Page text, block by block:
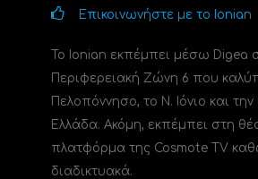
Επικοινωνήστε με το Ionian
Το Ionian εκπέμπει μέσω Digea
Περιφερειακή Ζώνη 6 που
Πελοπόννησο, το N. Ιόνιο και
Ελλάδα. Ακόμη, εκπέμπει στη
πλατφόρμα της Cosmote TV
διαδικτυακά.